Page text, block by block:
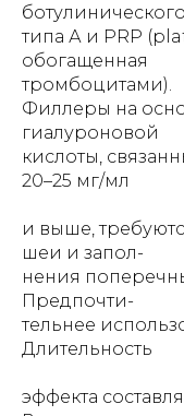
типа А и PRP
обогащенная
тромбоцитами).
Филлеры на
гиалуроновой
кислоты,
20–25 мг/мл
и выше,
шеи и запол-
нения
Предпочти-
тельнее
Длительность
эффекта